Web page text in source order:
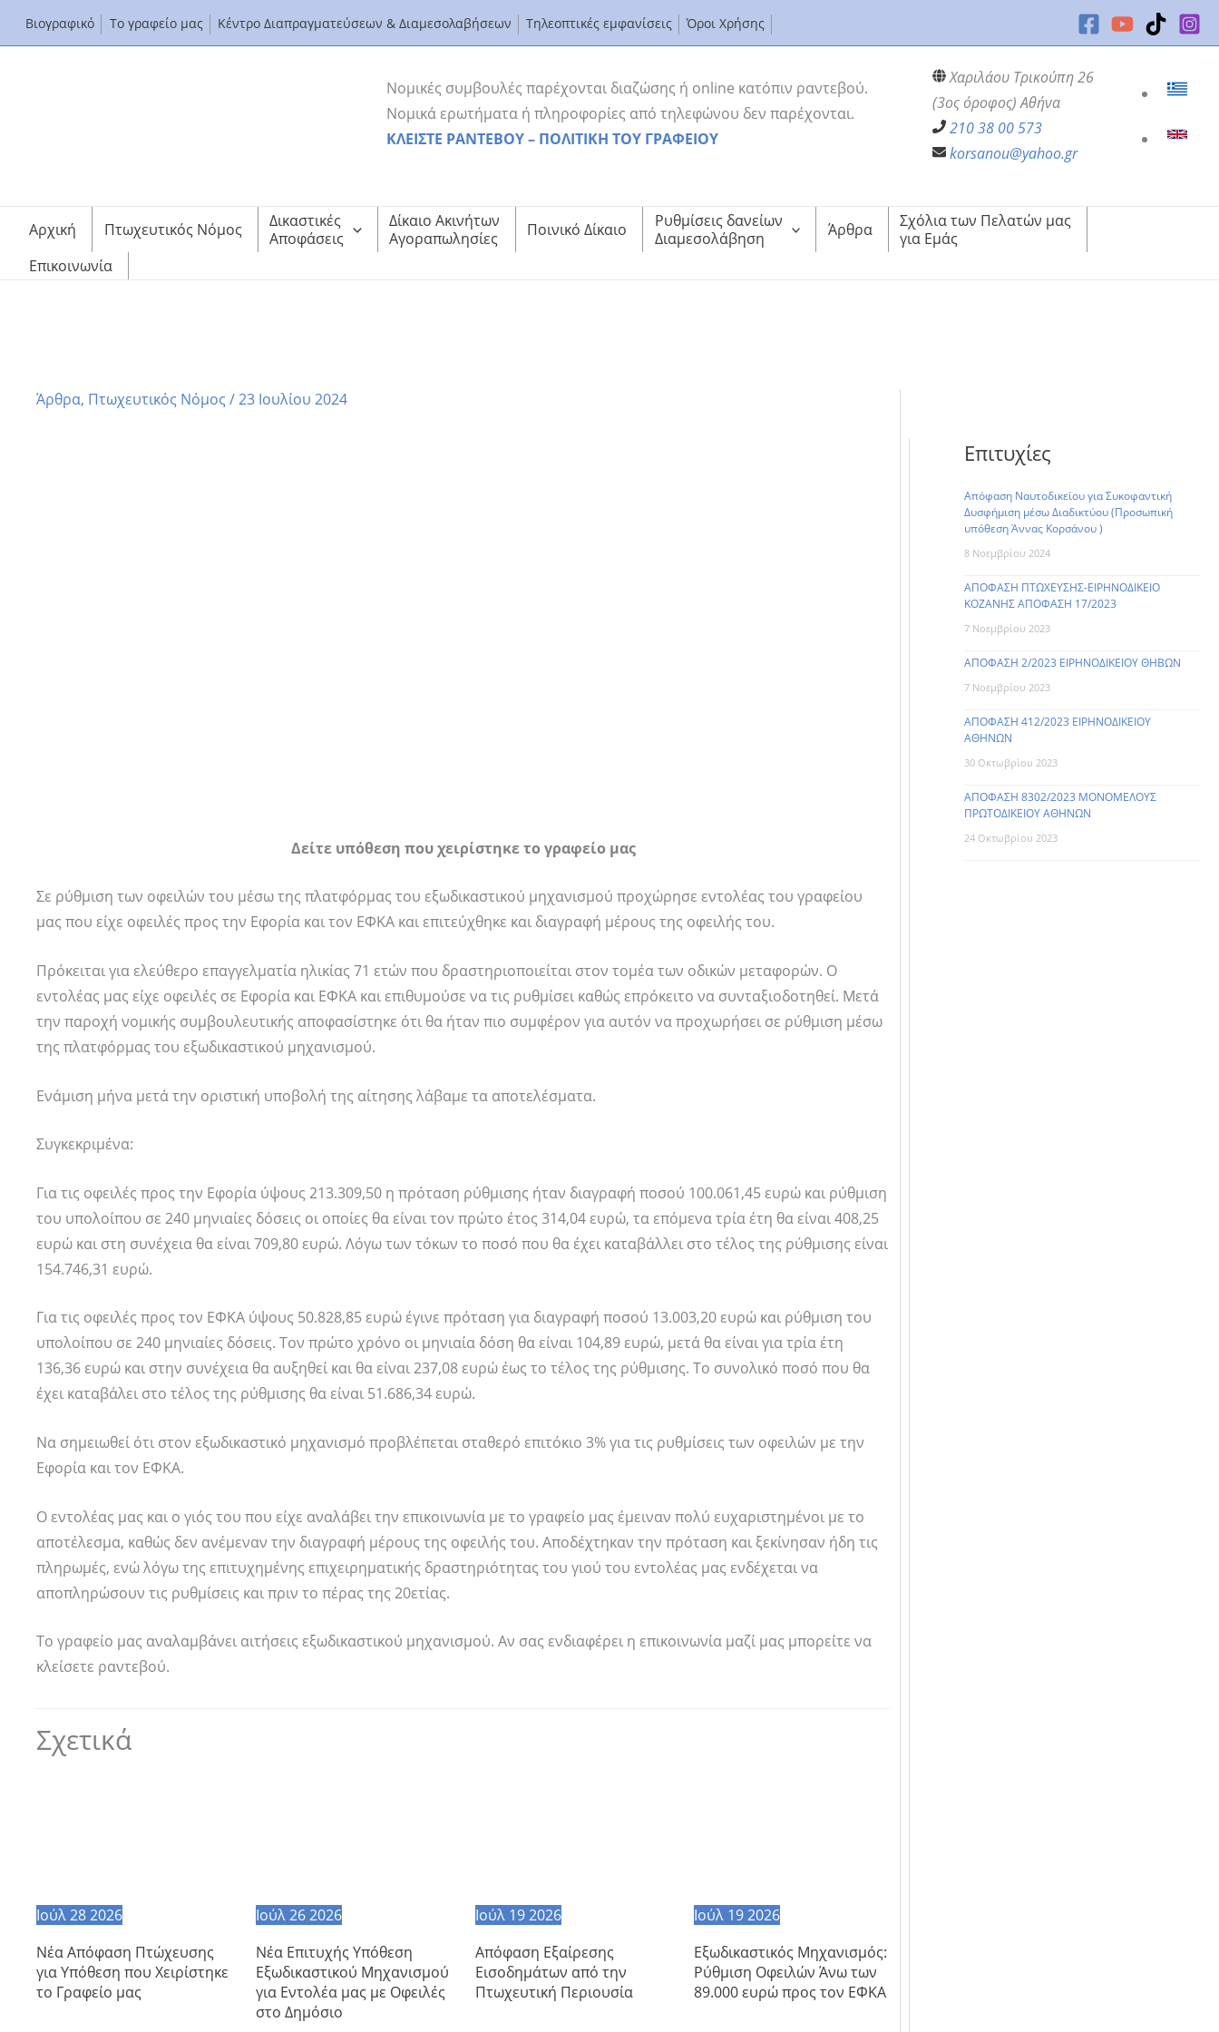
Βιογραφικό Το γραφείο μας Κέντρο Διαπραγματεύσεων & Διαμεσολαβήσεων Τηλεοπτικές εμφανίσεις Όροι Χρήσης
Νομικές συμβουλές παρέχονται διαζώσης ή online κατόπιν ραντεβού.
Νομικά ερωτήματα ή πληροφορίες από τηλεφώνου δεν παρέχονται.
ΚΛΕΙΣΤΕ ΡΑΝΤΕΒΟΥ – ΠΟΛΙΤΙΚΗ ΤΟΥ ΓΡΑΦΕΙΟΥ
Χαριλάου Τρικούπη 26
(3ος όροφος) Αθήνα
210 38 00 573
korsanou@yahoo.gr
Αρχική Πτωχευτικός Νόμος
Δικαστικές
Αποφάσεις
Δίκαιο Ακινήτων
Αγοραπωλησίες
Ποινικό Δίκαιο
Ρυθμίσεις δανείων
Διαμεσολάβηση
Άρθρα
Σχόλια των Πελατών μας
για Εμάς
Επικοινωνία
Άρθρα, Πτωχευτικός Νόμος /23 Ιουλίου 2024
Δείτε υπόθεση που χειρίστηκε το γραφείο μας
Σε ρύθμιση των οφειλών του μέσω της πλατφόρμας του εξωδικαστικού μηχανισμού προχώρησε εντολέας του γραφείου
μας που είχε οφειλές προς την Εφορία και τον ΕΦΚΑ και επιτεύχθηκε και διαγραφή μέρους της οφειλής του.
Πρόκειται για ελεύθερο επαγγελματία ηλικίας 71 ετών που δραστηριοποιείται στον τομέα των οδικών μεταφορών. Ο
εντολέας μας είχε οφειλές σε Εφορία και ΕΦΚΑ και επιθυμούσε να τις ρυθμίσει καθώς επρόκειτο να συνταξιοδοτηθεί. Μετά
την παροχή νομικής συμβουλευτικής αποφασίστηκε ότι θα ήταν πιο συμφέρον για αυτόν να προχωρήσει σε ρύθμιση μέσω
της πλατφόρμας του εξωδικαστικού μηχανισμού.
Ενάμιση μήνα μετά την οριστική υποβολή της αίτησης λάβαμε τα αποτελέσματα.
Συγκεκριμένα:
Για τις οφειλές προς την Εφορία ύψους 213.309,50 η πρόταση ρύθμισης ήταν διαγραφή ποσού 100.061,45 ευρώ και ρύθμιση
του υπολοίπου σε 240 μηνιαίες δόσεις οι οποίες θα είναι τον πρώτο έτος 314,04 ευρώ, τα επόμενα τρία έτη θα είναι 408,25
ευρώ και στη συνέχεια θα είναι 709,80 ευρώ. Λόγω των τόκων το ποσό που θα έχει καταβάλλει στο τέλος της ρύθμισης είναι
154.746,31 ευρώ.
Για τις οφειλές προς τον ΕΦΚΑ ύψους 50.828,85 ευρώ έγινε πρόταση για διαγραφή ποσού 13.003,20 ευρώ και ρύθμιση του
υπολοίπου σε 240 μηνιαίες δόσεις. Τον πρώτο χρόνο οι μηνιαία δόση θα είναι 104,89 ευρώ, μετά θα είναι για τρία έτη
136,36 ευρώ και στην συνέχεια θα αυξηθεί και θα είναι 237,08 ευρώ έως το τέλος της ρύθμισης. Το συνολικό ποσό που θα
έχει καταβάλει στο τέλος της ρύθμισης θα είναι 51.686,34 ευρώ.
Να σημειωθεί ότι στον εξωδικαστικό μηχανισμό προβλέπεται σταθερό επιτόκιο 3% για τις ρυθμίσεις των οφειλών με την
Εφορία και τον ΕΦΚΑ.
Ο εντολέας μας και ο γιός του που είχε αναλάβει την επικοινωνία με το γραφείο μας έμειναν πολύ ευχαριστημένοι με το
αποτέλεσμα, καθώς δεν ανέμεναν την διαγραφή μέρους της οφειλής του. Αποδέχτηκαν την πρόταση και ξεκίνησαν ήδη τις
πληρωμές, ενώ λόγω της επιτυχημένης επιχειρηματικής δραστηριότητας του γιού του εντολέας μας ενδέχεται να
αποπληρώσουν τις ρυθμίσεις και πριν το πέρας της 20ετίας.
Το γραφείο μας αναλαμβάνει αιτήσεις εξωδικαστικού μηχανισμού. Αν σας ενδιαφέρει η επικοινωνία μαζί μας μπορείτε να
κλείσετε ραντεβού.
Σχετικά
Ιούλ282026
Νέα Απόφαση Πτώχευσης
για Υπόθεση που Χειρίστηκε
το Γραφείο μας
Ιούλ262026
Νέα Επιτυχής Υπόθεση
Εξωδικαστικού Μηχανισμού
για Εντολέα μας με Οφειλές
στο Δημόσιο
Ιούλ 19 2026
Απόφαση Εξαίρεσης
Εισοδημάτων από την
Πτωχευτική Περιουσία
Ιούλ 192026
Εξωδικαστικός Μηχανισμός:
Ρύθμιση Οφειλών Άνω των
89.000 ευρώ προς τον ΕΦΚΑ
Επιτυχίες
Απόφαση Ναυτοδικείου για Συκοφαντική
Δυσφήμιση μέσω Διαδικτύου (Προσωπική
υπόθεση Άννας Κορσάνου )
8 Νοεμβρίου 2024
ΑΠΟΦΑΣΗ ΠΤΩΧΕΥΣΗΣ-ΕΙΡΗΝΟΔΙΚΕΙΟ
ΚΟΖΑΝΗΣ ΑΠΟΦΑΣΗ 17/2023
7 Νοεμβρίου 2023
ΑΠΟΦΑΣΗ 2/2023 ΕΙΡΗΝΟΔΙΚΕΙΟΥ ΘΗΒΩΝ
7 Νοεμβρίου 2023
ΑΠΟΦΑΣΗ 412/2023 ΕΙΡΗΝΟΔΙΚΕΙΟΥ
ΑΘΗΝΩΝ
30 Οκτωβρίου 2023
ΑΠΟΦΑΣΗ 8302/2023 ΜΟΝΟΜΕΛΟΥΣ
ΠΡΩΤΟΔΙΚΕΙΟΥ ΑΘΗΝΩΝ
24 Οκτωβρίου 2023